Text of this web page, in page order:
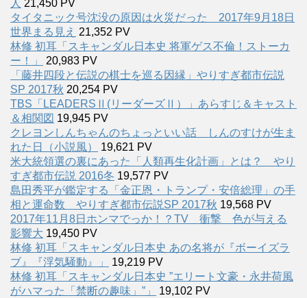
人 21,450 PV
タイタニック号沈没の原因は火災だった 2017年9月18日
世界まる見え 21,352 PV
林修 初耳「スキャンダル日本史 将軍ゲス不倫！ストーカ
ー！」
20,983 PV
「藤井四段と伝説の棋士を巡る因縁」やりすぎ都市伝説
SP 2017秋 20,254 PV
TBS「LEADERSⅡ(リーダーズⅡ）」あらすじ＆キャスト
＆相関図 19,945 PV
クレヨンしんちゃんのちょっといい話 しんのすけが生ま
れた日（小説風）
19,621 PV
米大統領選の裏にあった「人類再生化計画」とは？ やり
すぎ都市伝説 2016冬 19,577 PV
島田秀平が鑑定する「金正恩・トランプ・安倍総理」の手
相と運命数 やりすぎ都市伝説SP 2017秋 19,568 PV
2017年11月8日ホンマでっか！？TV 衝撃 色が与える
影響大 19,450 PV
林修 初耳「スキャンダル日本史 あの名将が『ボーイズラ
ブ』『浮気騒動』」
19,219 PV
林修 初耳「スキャンダル日本史 ”エリート文豪・永井荷風
がハマった「禁断の趣味」”」
19,102 PV